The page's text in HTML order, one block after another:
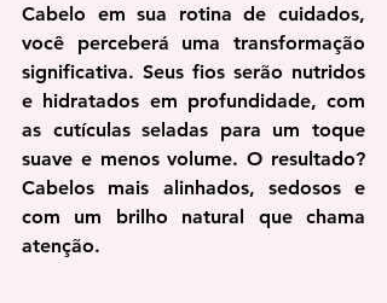
Cabelo em sua rotina de cuidados,
você perceberá uma transformação
significativa. Seus fios serão nutridos
e hidratados em profundidade, com
as cutículas seladas para um toque
suave e menos volume. O resultado?
Cabelos mais alinhados, sedosos e
com um brilho natural que chama
atenção.